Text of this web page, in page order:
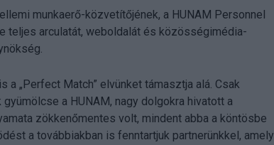
munkaerő-közvetítőjének, a HUNAM Personnel
teljes arculatát, weboldalát és közösségimédia-
a „Perfect Match” elvünket támasztja alá. Csak
a HUNAM, nagy dolgokra hivatott a
zökkenőmentes volt, mindent abba a köntösbe
a továbbiakban is fenntartjuk partnerünkkel, amely